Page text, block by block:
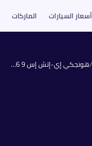
أسعار السيارات الماركات
/هونجكي إي-إتش إس 9 2026